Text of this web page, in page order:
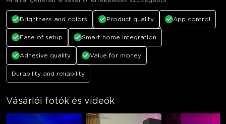
Brightness and colors Product quality App control
Ease of setup Smart home integration
Adhesive quality Value for money
Durability and reliability
Vásárlói fotók és videók